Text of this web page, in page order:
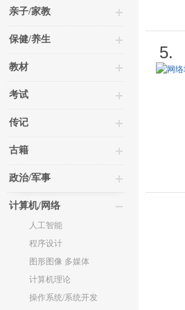
亲子/家教
保健/养生
教材
考试
传记
古籍
政治/军事
计算机/网络
人工智能
程序设计
图形图像 多媒体
计算机理论
操作系统/系统开发
5.